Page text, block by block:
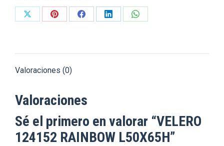
Share
Share
Share
Share
Share
Valoraciones (0)
Valoraciones
Sé el primero en valorar “VELERO
124152 RAINBOW L50X65H”